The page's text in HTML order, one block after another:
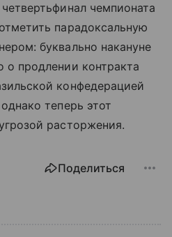
чемпионата
парадоксальную
буквально накануне
о продлении контракта
конфедерацией
теперь этот
расторжения.
Поделиться